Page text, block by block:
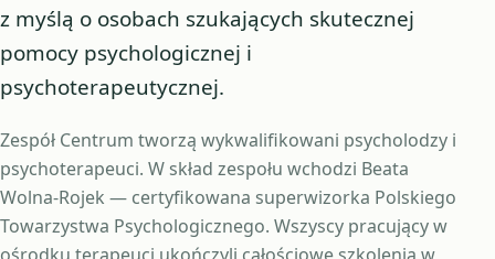
z myślą o osobach szukających skutecznej
pomocy psychologicznej i
psychoterapeutycznej.
Zespół Centrum tworzą wykwalifikowani psycholodzy i
psychoterapeuci. W skład zespołu wchodzi Beata
Wolna-Rojek — certyfikowana superwizorka Polskiego
Towarzystwa Psychologicznego. Wszyscy pracujący w